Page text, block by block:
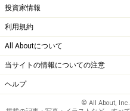
嫌いな人との関係を断ち
ます。可能ならばフェー
が賢明。万が一相手が納
告げればいいのです。
投資家情報
利用規約
All Aboutについて
当サイトの情報についての注意
ヘルプ
© All About,